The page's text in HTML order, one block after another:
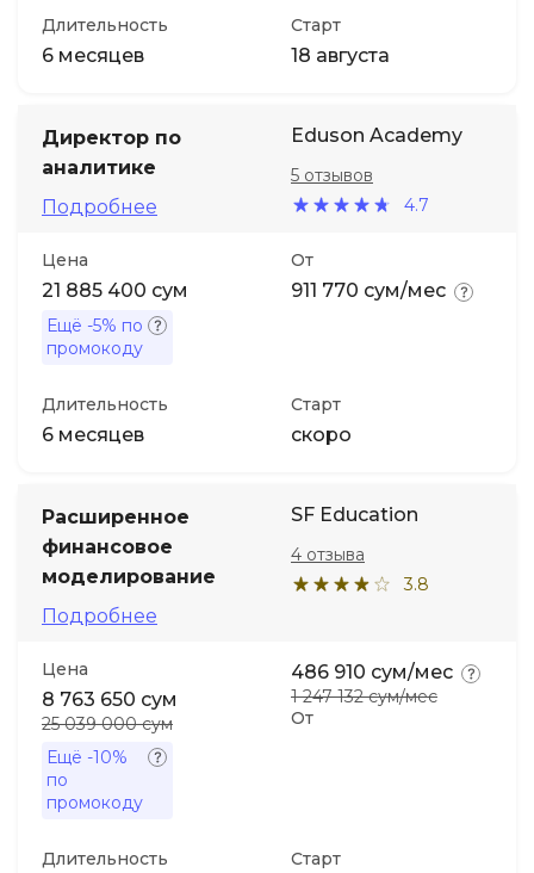
Длительность
6 месяцев
Старт
18 августа
Директор по
аналитике
Подробнее
Eduson Academy
4.7
5 отзывов
Цена
21 885 400 сум
Ещё -5% по
промокоду
От
911 770 сум/мес
Длительность
6 месяцев
Старт
скоро
Расширенное
финансовое
моделирование
Подробнее
SF Education
3.8
4 отзыва
Цена
8 763 650 сум
25 039 000 сум
Ещё -10%
по
промокоду
От
486 910 сум/мес
1 247 132 сум/мес
Длительность Старт